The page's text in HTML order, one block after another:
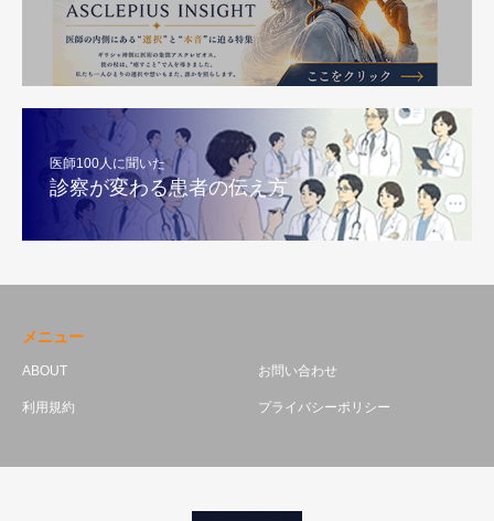
医師100人に聞いた
診察が変わる患者の伝え方
メニュー
ABOUT お問い合わせ
利用規約 プライバシーポリシー